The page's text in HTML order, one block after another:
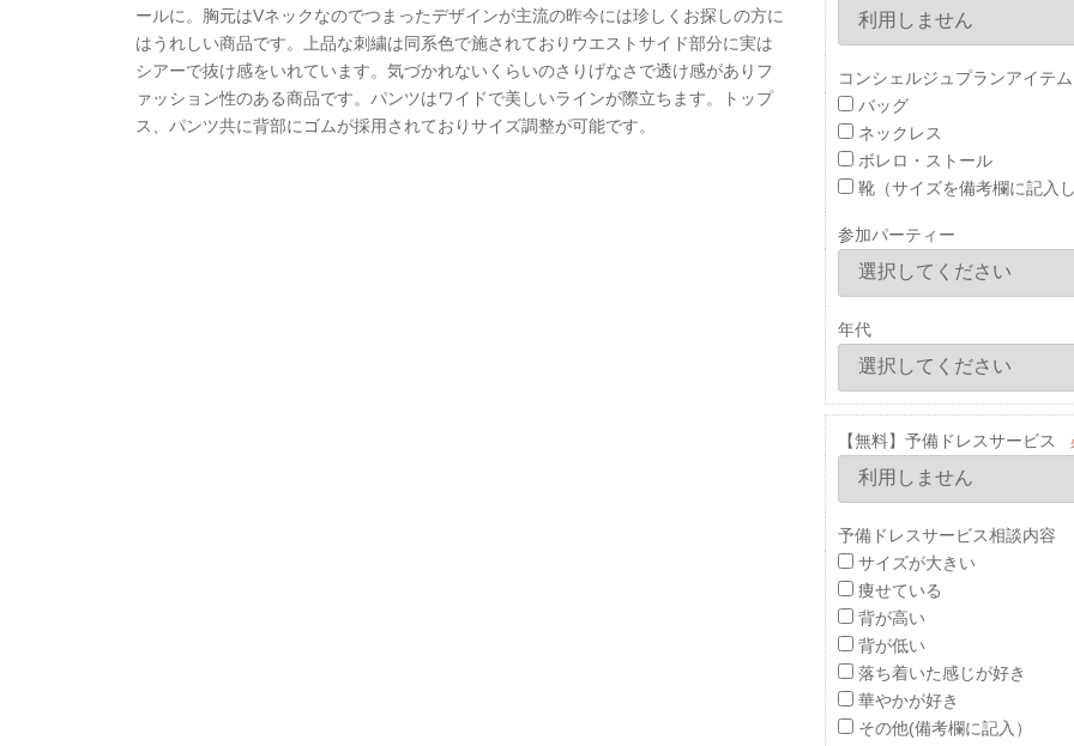
ールに。胸元はVネックなのでつまったデザインが主流の昨今には珍しくお探しの方に
はうれしい商品です。上品な刺繍は同系色で施されておりウエストサイド部分に実は
シアーで抜け感をいれています。気づかれないくらいのさりげなさで透け感がありフ
ァッション性のある商品です。パンツはワイドで美しいラインが際立ちます。トップ
ス、パンツ共に背部にゴムが採用されておりサイズ調整が可能です。
コンシェルジュプランアイテム
バッグ
ネックレス
ボレロ・ストール
靴（サイズを備考欄に記入
参加パーティー
年代
【無料】予備ドレスサービス
予備ドレスサービス相談内
サイズが大きい
痩せている
背が高い
背が低い
落ち着いた感じが好き
華やかが好き
その他(備考欄に記入）